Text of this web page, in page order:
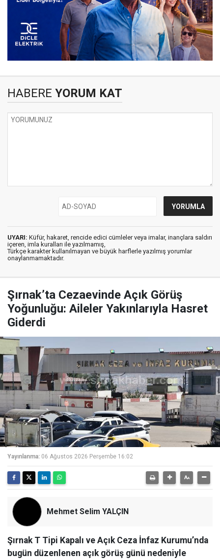
HABERE YORUM KAT
UYARI: Küfür, hakaret, rencide edici cümleler veya imalar, inançlara saldırı
içeren, imla kuralları ile yazılmamış,
Türkçe karakter kullanılmayan ve büyük harflerle yazılmış yorumlar
onaylanmamaktadır.
Şırnak’ta Cezaevinde Açık Görüş
Yoğunluğu: Aileler Yakınlarıyla Hasret
Giderdi
Yayınlanma: 06 Ağustos 2026 Perşembe 16:02
Mehmet Selim YALÇIN
Şırnak T Tipi Kapalı ve Açık Ceza İnfaz Kurumu’nda
bugün düzenlenen açık görüş günü nedeniyle